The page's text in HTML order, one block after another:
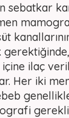
sebatkar
içine ilaç
Her iki